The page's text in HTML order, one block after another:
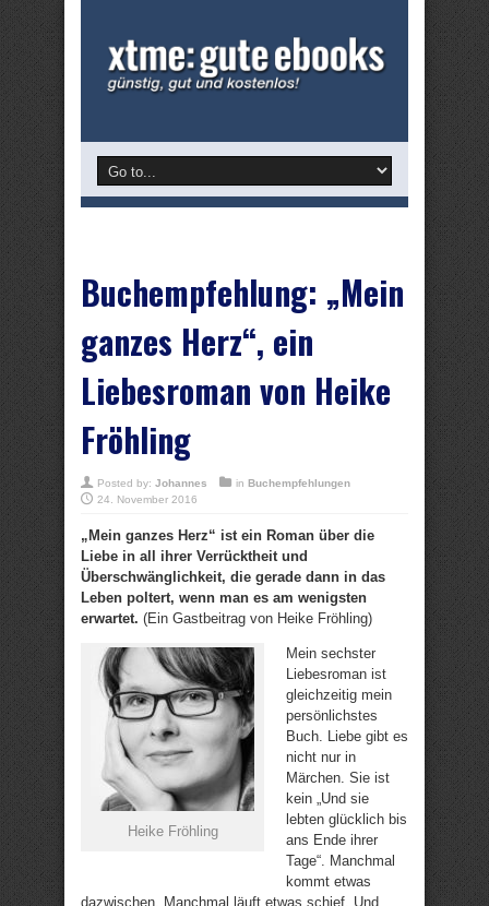
Buchempfehlung: „Mein
ganzes Herz“, ein
Liebesroman von Heike
Fröhling
Posted by: Johannes in Buchempfehlungen
24. November 2016
„Mein ganzes Herz“ ist ein Roman über die
Liebe in all ihrer Verrücktheit und
Überschwänglichkeit, die gerade dann in das
Leben poltert, wenn man es am wenigsten
erwartet. (Ein Gastbeitrag von Heike Fröhling)
Heike Fröhling
Mein sechster
Liebesroman ist
gleichzeitig mein
persönlichstes
Buch. Liebe gibt es
nicht nur in
Märchen. Sie ist
kein „Und sie
lebten glücklich bis
ans Ende ihrer
Tage“. Manchmal
kommt etwas
dazwischen. Manchmal läuft etwas schief. Und